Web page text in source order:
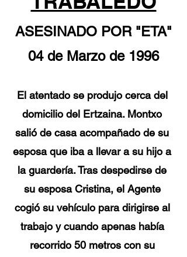
ASESINADO POR "ETA"
04 de Marzo de 1996
El atentado se produjo cerca del
domicilio del Ertzaina. Montxo
salió de casa acompañado de su
esposa que iba a llevar a su hijo a
la guardería. Tras despedirse de
su esposa Cristina, el Agente
cogió su vehículo para dirigirse al
trabajo y cuando apenas había
recorrido 50 metros con su